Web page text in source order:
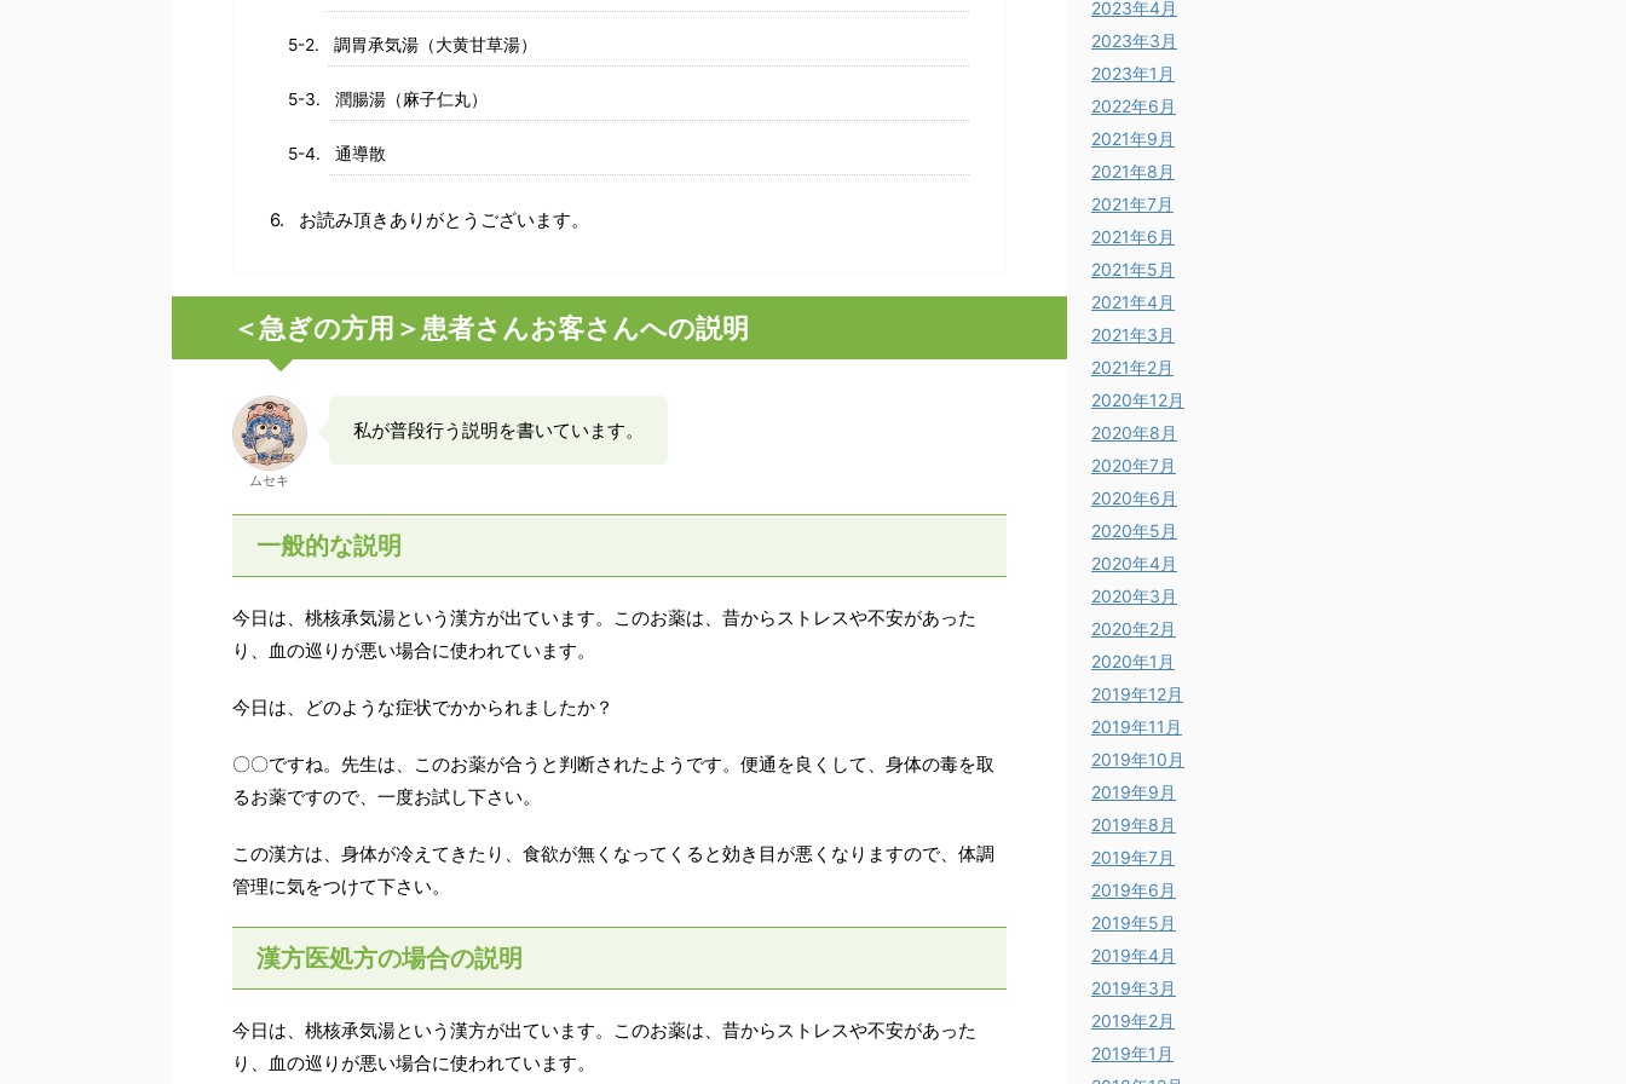
調胃承気湯（大黄甘草湯）
潤腸湯（麻子仁丸）
通導散
お読み頂きありがとうございます。
＜急ぎの方用＞患者さんお客さんへの説明
ムセキ
私が普段行う説明を書いています。
一般的な説明
今日は、桃核承気湯という漢方が出ています。このお薬は、昔からストレスや不安があった
り、血の巡りが悪い場合に使われています。
今日は、どのような症状でかかられましたか？
〇〇ですね。先生は、このお薬が合うと判断されたようです。便通を良くして、身体の毒を取
るお薬ですので、一度お試し下さい。
この漢方は、身体が冷えてきたり、食欲が無くなってくると効き目が悪くなりますので、体調
管理に気をつけて下さい。
漢方医処方の場合の説明
今日は、桃核承気湯という漢方が出ています。このお薬は、昔からストレスや不安があった
り、血の巡りが悪い場合に使われています。
2023年4月
2023年3月
2023年1月
2022年6月
2021年9月
2021年8月
2021年7月
2021年6月
2021年5月
2021年4月
2021年3月
2021年2月
2020年12月
2020年8月
2020年7月
2020年6月
2020年5月
2020年4月
2020年3月
2020年2月
2020年1月
2019年12月
2019年11月
2019年10月
2019年9月
2019年8月
2019年7月
2019年6月
2019年5月
2019年4月
2019年3月
2019年2月
2019年1月